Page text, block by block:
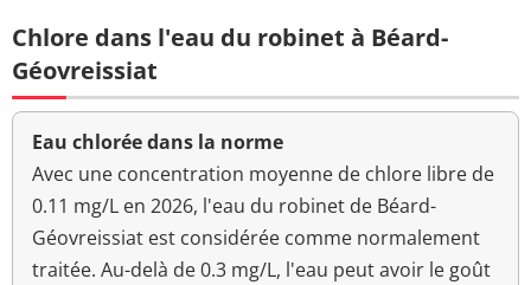
Chlore dans l'eau du robinet à Béard-
Géovreissiat
Eau chlorée dans la norme
Avec une concentration moyenne de chlore libre de
0.11 mg/L en 2026, l'eau du robinet de Béard-
Géovreissiat est considérée comme normalement
traitée. Au-delà de 0.3 mg/L, l'eau peut avoir le goût